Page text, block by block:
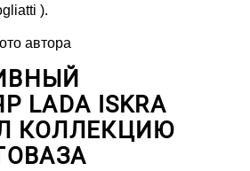
).
автора
LADA ISKRA
КОЛЛЕКЦИЮ